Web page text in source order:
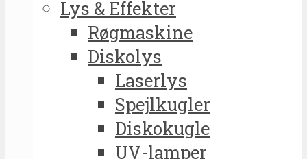
Lys & Effekter
Røgmaskine
Diskolys
Laserlys
Spejlkugler
Diskokugle
UV-lamper